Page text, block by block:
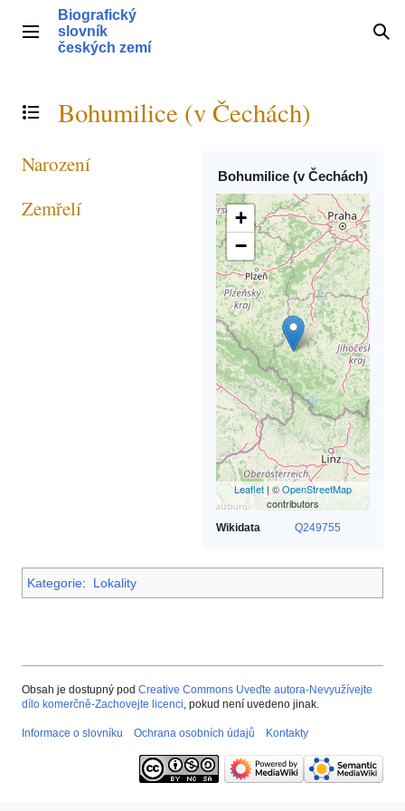
obsahHlavní menu
Biografický
slovník
českých zemí
Přepnout obsah
Bohumilice (v Čechách)
Bohumilice (v Čechách)
+
−
Leaflet | ©OpenStreetMap
contributors
Wikidata Q249755
Narození
Zemřelí
Kategorie: Lokality
Obsah je dostupný pod Creative Commons Uveďte autora-Nevyužívejte
dílo komerčně-Zachovejte licenci, pokud není uvedeno jinak.
Informace o slovníku Ochrana osobních údajů Kontakty